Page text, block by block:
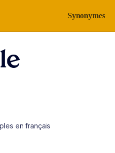
Synonymes
en français